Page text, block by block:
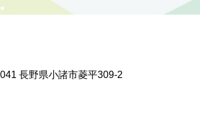
長野県小諸市菱平309-2